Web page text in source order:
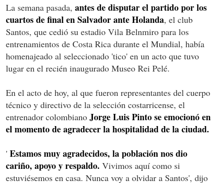
La semana pasada, antes de disputar el partido por los
cuartos de final en Salvador ante Holanda, el club
Santos, que cedió su estadio Vila Belnmiro para los
entrenamientos de Costa Rica durante el Mundial, había
homenajeado al seleccionado 'tico' en un acto que tuvo
lugar en el recién inaugurado Museo Rei Pelé.
En el acto de hoy, al que fueron representantes del cuerpo
técnico y directivo de la selección costarricense, el
entrenador colombiano Jorge Luis Pinto se emocionó en
el momento de agradecer la hospitalidad de la ciudad.
' Estamos muy agradecidos, la población nos dio
cariño, apoyo y respaldo. Vivimos aquí como si
estuviésemos en casa. Nunca voy a olvidar a Santos', dijo